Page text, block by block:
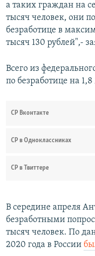
а таких граждан на
тысяч человек, они
безработице в
тысяч 130 рублей",-
Всего из
по безработице на
СР Вконтакте
СР в Одноклассниках
СР в Твиттере
В середине апреля
безработными
тысяч человек. По
2020 года в России